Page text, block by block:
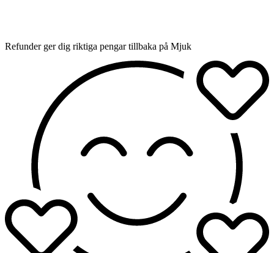
Refunder ger dig riktiga pengar tillbaka på Mjuk